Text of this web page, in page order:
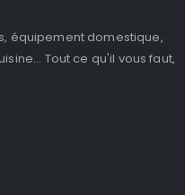
équipement domestique,
Tout ce qu'il vous faut,